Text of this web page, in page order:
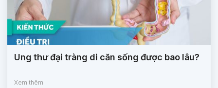
Ung thư đại tràng di căn sống được bao lâu?
Xem thêm